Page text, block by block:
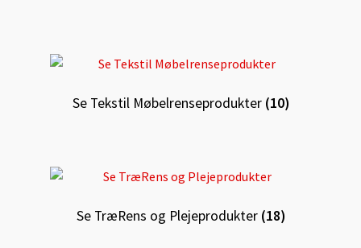
Se Tekstil Møbelrenseprodukter (10)
Se TræRens og Plejeprodukter (18)